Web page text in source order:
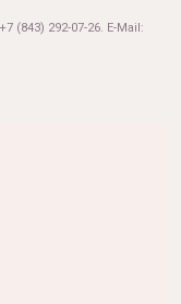
(843) 292-07-26. E-Mail: